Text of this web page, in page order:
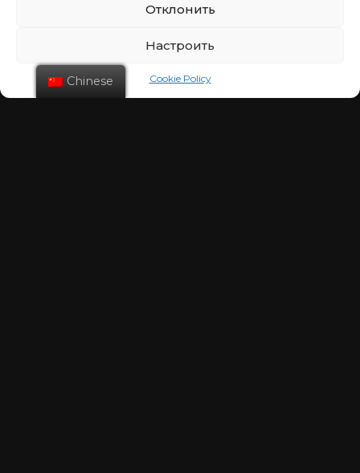
Отклонить
Настроить
Cookie Policy
Chinese